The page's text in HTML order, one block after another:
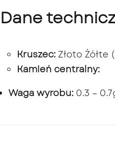
Dane
Kruszec: Złoto Żółte
Kamień centralny:
Waga wyrobu: 0.3 –